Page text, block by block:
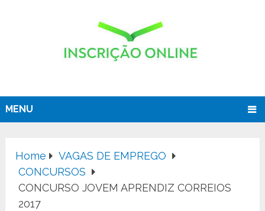
MENU
Home
VAGAS DE EMPREGO
CONCURSOS
CONCURSO JOVEM APRENDIZ CORREIOS
2017